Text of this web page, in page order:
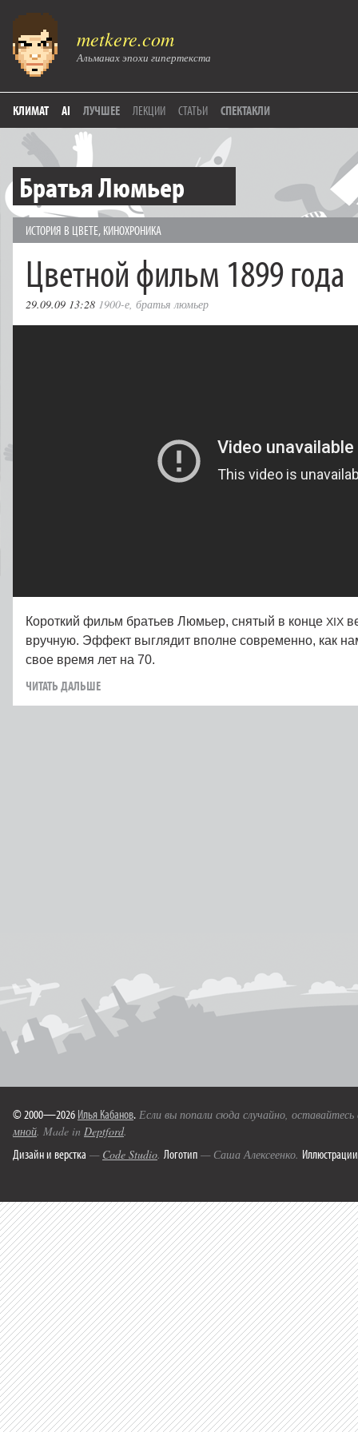
metkere.com
Альманах эпохи гипертекста
КЛИМАТ AI ЛУЧШЕЕ ЛЕКЦИИ СТАТЬИ СПЕКТАКЛИ
Братья Люмьер
ИСТОРИЯ В ЦВЕТЕ, КИНОХРОНИКА
Цветной фильм 1899 года
29.09.09 13:28 1900-е, братья люмьер
Короткий фильм братьев Люмьер, снятый в конце XIX
вручную. Эффект выглядит вполне современно, как
свое время лет на 70.
ЧИТАТЬ ДАЛЬШЕ
© 2000—2026 Илья Кабанов. Если вы попали сюда случайно,
мной. Made in Deptford.
Дизайн и верстка — Code Studio. Логотип — Саша Алексеенко. Иллюстрации